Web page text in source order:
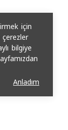
için
bilgiye
Anladım